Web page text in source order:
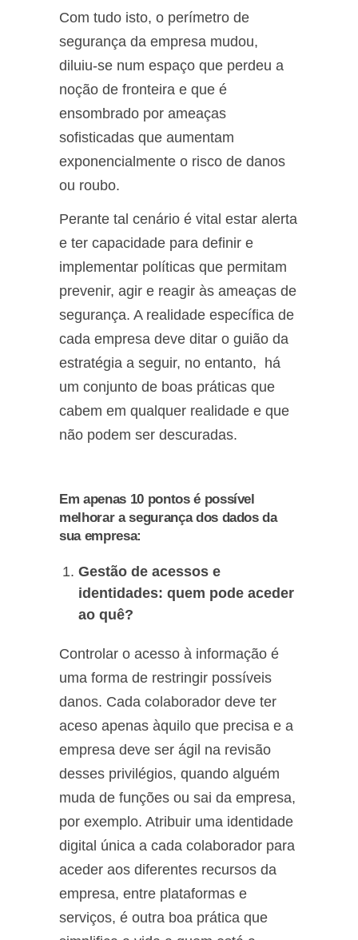
Com tudo isto, o perímetro de
segurança da empresa mudou,
diluiu-se num espaço que perdeu a
noção de fronteira e que é
ensombrado por ameaças
sofisticadas que aumentam
exponencialmente o risco de danos
ou roubo.
Perante tal cenário é vital estar alerta
e ter capacidade para definir e
implementar políticas que permitam
prevenir, agir e reagir às ameaças de
segurança. A realidade específica de
cada empresa deve ditar o guião da
estratégia a seguir, no entanto, há
um conjunto de boas práticas que
cabem em qualquer realidade e que
não podem ser descuradas.
Em apenas 10 pontos é possível
melhorar a segurança dos dados da
sua empresa:
Gestão de acessos e
identidades: quem pode aceder
ao quê?
Controlar o acesso à informação é
uma forma de restringir possíveis
danos. Cada colaborador deve ter
aceso apenas àquilo que precisa e a
empresa deve ser ágil na revisão
desses privilégios, quando alguém
muda de funções ou sai da empresa,
por exemplo. Atribuir uma identidade
digital única a cada colaborador para
aceder aos diferentes recursos da
empresa, entre plataformas e
serviços, é outra boa prática que